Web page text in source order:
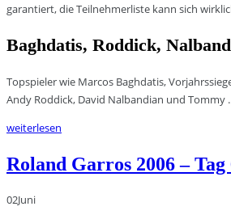
garantiert, die Teilnehmerliste kann sich
Baghdatis, Roddick,
Topspieler wie Marcos Baghdatis,
Andy Roddick, David Nalbandian und Tommy
weiterlesen
Roland Garros 2006 – Tag
02Juni